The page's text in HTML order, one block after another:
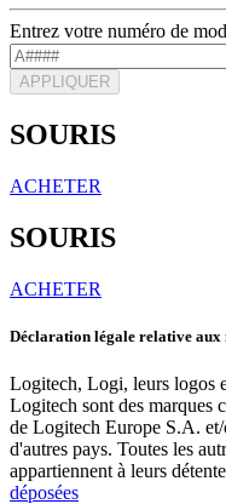
Entrez votre numéro de
APPLIQUER
SOURIS
ACHETER
SOURIS
ACHETER
Déclaration légale relative aux
Logitech, Logi, leurs logos
Logitech sont des marques
de Logitech Europe S.A.
d'autres pays. Toutes les
appartiennent à leurs
déposées